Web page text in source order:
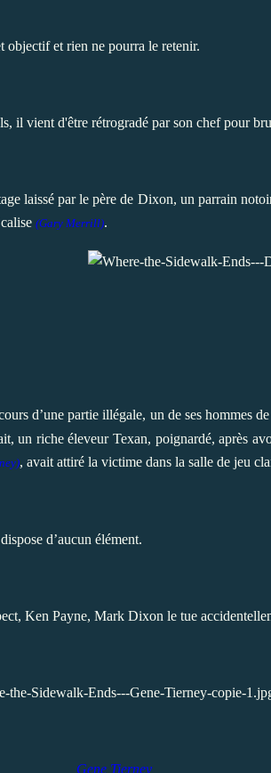
objectif et rien ne pourra le retenir.
il vient d'être rétrogradé par son chef pour
laissé par le père de Dixon, un parrain
(Gary Merrill).
d’une partie illégale, un de ses hommes
un riche éleveur Texan, poignardé, après
), avait attiré la victime dans la salle de jeu
d’aucun élément.
Ken Payne, Mark Dixon le tue
Gene Tierney